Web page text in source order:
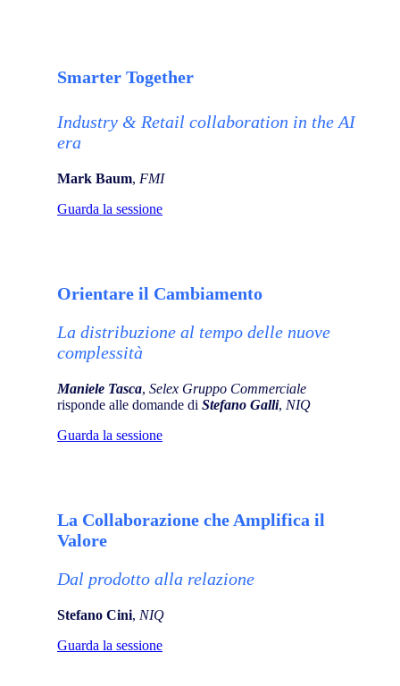
Smarter Together
Industry & Retail collaboration in the AI
era
Mark Baum, FMI
Guarda la sessione
Orientare il Cambiamento
La distribuzione al tempo delle nuove
complessità
Maniele Tasca, Selex Gruppo Commerciale
risponde alle domande di Stefano Galli, NIQ
Guarda la sessione
La Collaborazione che Amplifica il
Valore
Dal prodotto alla relazione
Stefano Cini, NIQ
Guarda la sessione